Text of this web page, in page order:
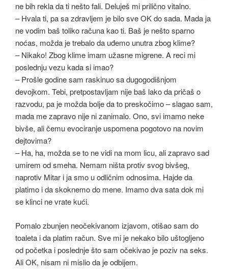
ne bih rekla da ti nešto fali. Deluješ mi prilično vitalno.
– Hvala ti, pa sa zdravljem je bilo sve OK do sada. Mada ja
ne vodim baš toliko računa kao ti. Baš je nešto sparno
noćas, možda je trebalo da uđemo unutra zbog klime?
– Nikako! Zbog klime imam užasne migrene. A reci mi
poslednju vezu kada si imao?
– Prošle godine sam raskinuo sa dugogodišnjom
devojkom. Tebi, pretpostavljam nije baš lako da pričaš o
razvodu, pa je možda bolje da to preskočimo – slagao sam,
mada me zapravo nije ni zanimalo. Ono, svi imamo neke
bivše, ali čemu evociranje uspomena pogotovo na novim
dejtovima?
– Ha, ha, možda se to ne vidi na mom licu, ali zapravo sad
umirem od smeha. Nemam ništa protiv svog bivšeg,
naprotiv Mitar i ja smo u odličnim odnosima. Hajde da
platimo i da skoknemo do mene. Imamo dva sata dok mi
se klinci ne vrate kući.
Pomalo zbunjen neočekivanom izjavom, otišao sam do
toaleta i da platim račun. Sve mi je nekako bilo uštogljeno
od početka i poslednje što sam očekivao je poziv na seks.
Ali OK, nisam ni mislio da je odbijem.